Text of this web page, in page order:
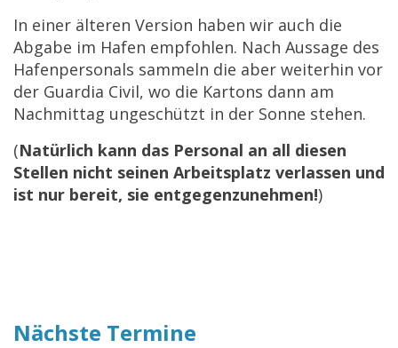
In einer älteren Version haben wir auch die
Abgabe im Hafen empfohlen. Nach Aussage des
Hafenpersonals sammeln die aber weiterhin vor
der Guardia Civil, wo die Kartons dann am
Nachmittag ungeschützt in der Sonne stehen.
(Natürlich kann das Personal an all diesen
Stellen nicht seinen Arbeitsplatz verlassen und
ist nur bereit, sie entgegenzunehmen!)
Nächste Termine